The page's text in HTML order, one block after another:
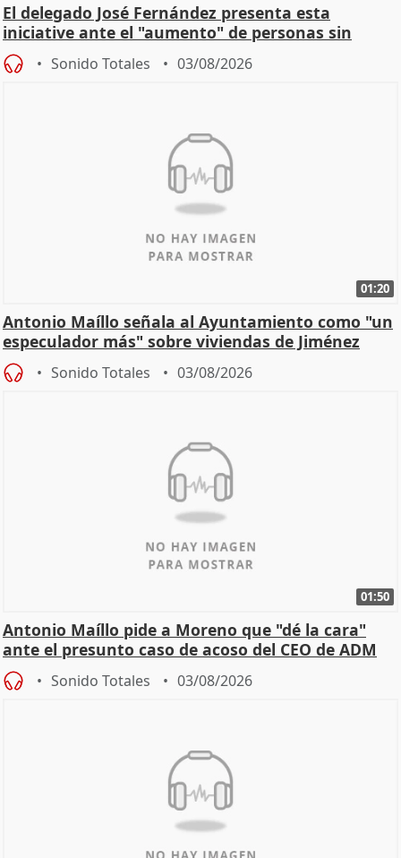
El delegado José Fernández presenta esta
iniciative ante el "aumento" de personas sin
hogar en Madri
Sonido Totales 03/08/2026
01:20
Antonio Maíllo señala al Ayuntamiento como "un
especulador más" sobre viviendas de Jiménez
Becerril
Sonido Totales 03/08/2026
01:50
Antonio Maíllo pide a Moreno que "dé la cara"
ante el presunto caso de acoso del CEO de ADM
Sonido Totales 03/08/2026